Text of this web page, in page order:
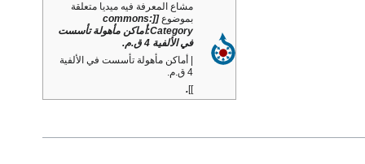
مشاع المعرفة فيه ميديا متعلقة
بموضوع [[commons:
Category:أماكن مأهولة تأسست
في الألفية 4 ق.م.
| أماكن مأهولة تأسست في الألفية
4 ق.م.
]]
.